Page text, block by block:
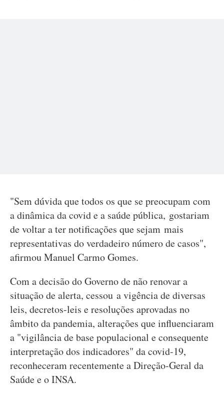
"Sem dúvida que todos os que se preocupam com
a dinâmica da covid e a saúde pública, gostariam
de voltar a ter notificações que sejam mais
representativas do verdadeiro número de casos",
afirmou Manuel Carmo Gomes.
Com a decisão do Governo de não renovar a
situação de alerta, cessou a vigência de diversas
leis, decretos-leis e resoluções aprovadas no
âmbito da pandemia, alterações que influenciaram
a "vigilância de base populacional e consequente
interpretação dos indicadores" da covid-19,
reconheceram recentemente a Direção-Geral da
Saúde e o INSA.